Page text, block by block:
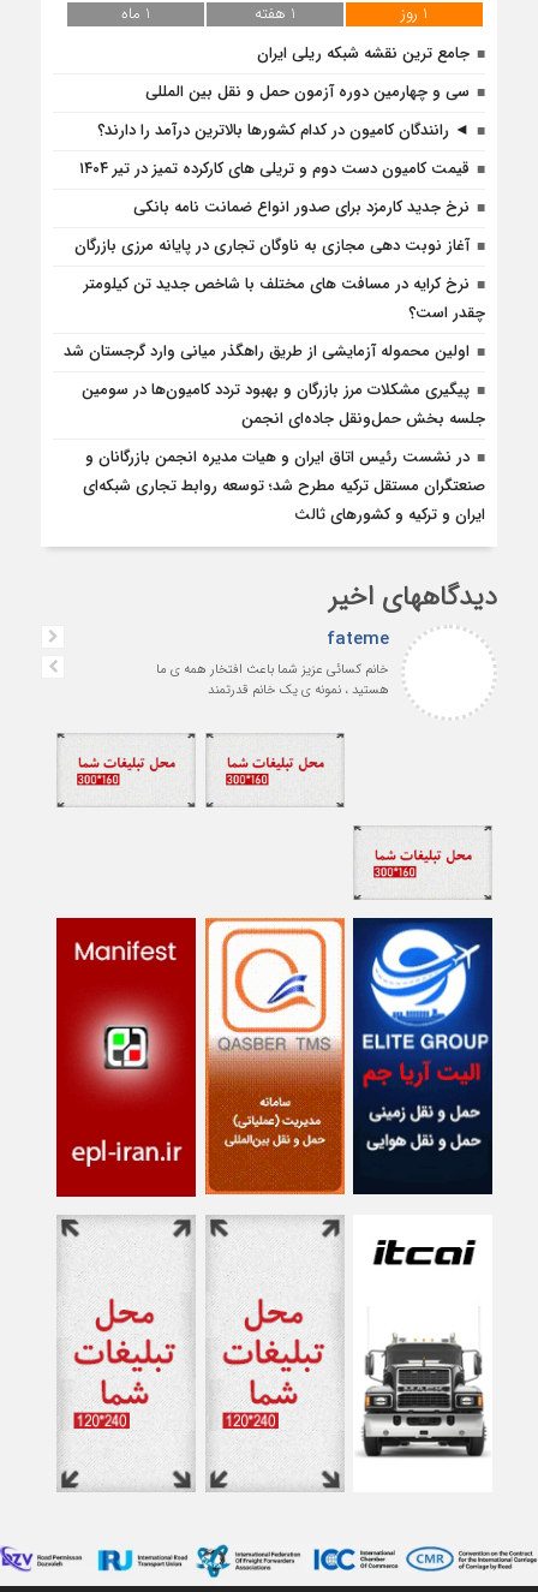
1 روز 1 هفته
1 ماه
جامع ترین نقشه شبکه ریلی ایران
سی و چهارمین دوره آزمون حمل و نقل بین المللی
◄ رانندگان کامیون در کدام کشورها بالاترین درآمد را دارند؟
قیمت کامیون دست دوم و تریلی‌ های کارکرده تمیز در تیر ۱۴۰۴
نرخ جدید کارمزد برای صدور انواع ضمانت نامه بانکی
آغاز نوبت دهی مجازی به ناوگان تجاری در پایانه مرزی بازرگان
نرخ کرایه در مسافت‌ های مختلف با شاخص جدید تن کیلومتر
چقدر است؟
اولین محموله آزمایشی از طریق راهگذر میانی وارد گرجستان شد
پیگیری مشکلات مرز بازرگان و بهبود تردد کامیون‌ها در سومین
جلسه بخش حمل‌ونقل جاده‌ای انجمن
در نشست رئیس اتاق ایران و هیات مدیره انجمن بازرگانان و
صنعتگران مستقل ترکیه مطرح شد؛ توسعه روابط تجاری شبکه‌ای
ایران و ترکیه و کشورهای ثالث
دیدگاههای اخیر
fateme
خانم کسائی عزیز شما باعث افتخار همه ی ما
هستید ، نمونه ی یک خانم قدرتمند